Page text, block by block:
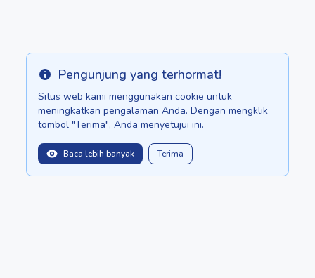
Info Pengunjung yang terhormat!
Situs web kami menggunakan cookie untuk
meningkatkan pengalaman Anda. Dengan mengklik
tombol "Terima", Anda menyetujui ini.
Baca lebih banyak Terima